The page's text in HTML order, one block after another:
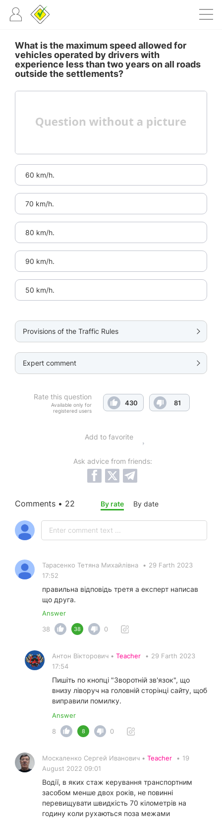
What is the maximum speed allowed for
vehicles operated by drivers with
experience less than two years on all roads
outside the settlements?
60 km/h.
70 km/h.
80 km/h.
90 km/h.
50 km/h.
Provisions of the Traffic Rules
Expert comment
Rate this question
Available only for
registered users
430 81
Add to favorite
Ask advice from friends:
Comments • 22 By rate By date
Тарасенко Тетяна Михайлівна • 29 Farth 2023
17:52
правильна відповідь третя а експерт написав
що друга.
Answer
38
38 0
Антон Вікторович • Teacher • 29 Farth 2023
17:54
Пишіть по кнопці "Зворотній зв'язок", що
внизу ліворуч на головній сторінці сайту, щоб
виправили помилку.
Answer
8
8 0
Москаленко Сергей Иванович • Teacher • 19
August 2022 09:01
Водії, в яких стаж керування транспортним
засобом менше двох років, не повинні
перевищувати швидкість 70 кілометрів на
годину коли рухаються поза межами